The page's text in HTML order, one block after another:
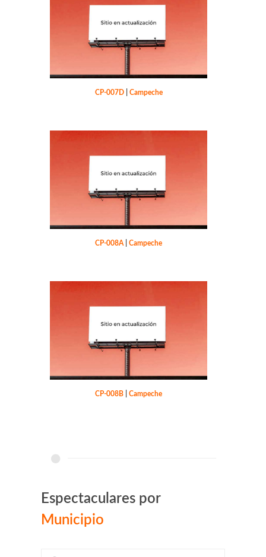
CP-007D| Campeche
CP-008A Campeche
CP-008B Campeche
Espectaculares por
Municipio